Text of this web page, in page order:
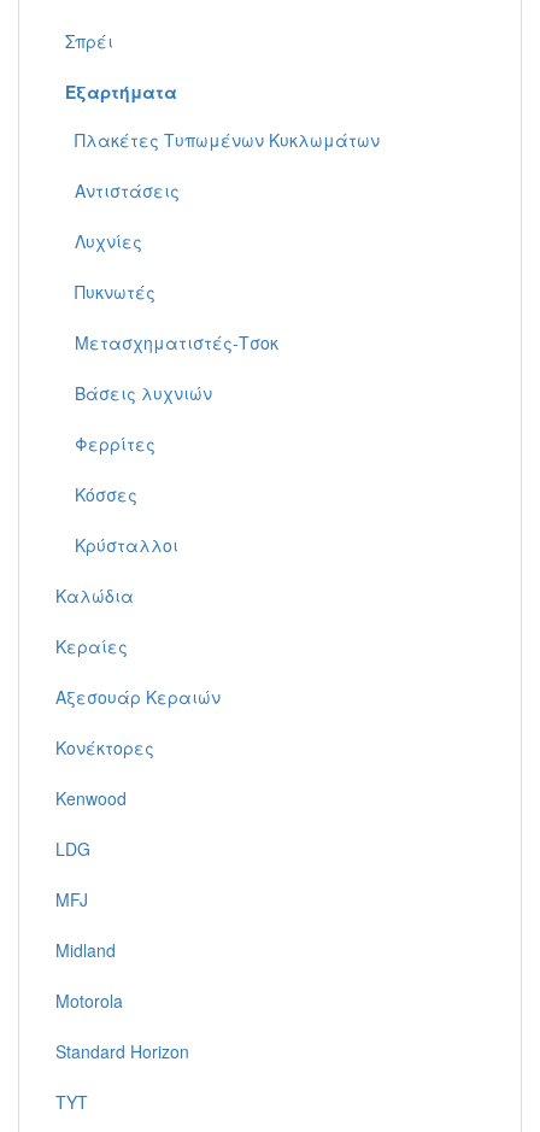
Σπρέι
Εξαρτήματα
Πλακέτες Τυπωμένων Κυκλωμάτων
Αντιστάσεις
Λυχνίες
Πυκνωτές
Μετασχηματιστές-Τσοκ
Βάσεις λυχνιών
Φερρίτες
Κόσσες
Κρύσταλλοι
Καλώδια
Κεραίες
Αξεσουάρ Κεραιών
Κονέκτορες
Kenwood
LDG
MFJ
Midland
Motorola
Standard Horizon
TYT